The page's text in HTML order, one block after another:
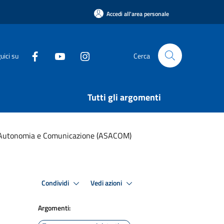
Accedi all'area personale
su Cerca
Tutti gli argomenti
e Comunicazione (ASACOM)
Condividi Vedi azioni
Argomenti: